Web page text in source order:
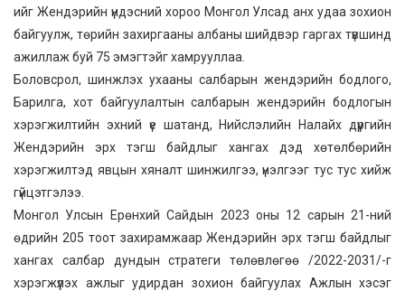
ийг Жендэрийн үндэсний хороо Монгол Улсад анх удаа зохион
байгуулж, төрийн захиргааны албаны шийдвэр гаргах түвшинд
ажиллаж буй 75 эмэгтэйг хамрууллаа.
Боловсрол, шинжлэх ухааны салбарын жендэрийн бодлого,
Барилга, хот байгуулалтын салбарын жендэрийн бодлогын
хэрэгжилтийн эхний үе шатанд, Нийслэлийн Налайх дүүргийн
Жендэрийн эрх тэгш байдлыг хангах дэд хөтөлбөрийн
хэрэгжилтэд явцын хяналт шинжилгээ, үнэлгээг тус тус хийж
гүйцэтгэлээ.
Монгол Улсын Ерөнхий Сайдын 2023 оны 12 сарын 21-ний
өдрийн 205 тоот захирамжаар Жендэрийн эрх тэгш байдлыг
хангах салбар дундын стратеги төлөвлөгөө /2022-2031/-г
хэрэгжүүлэх ажлыг удирдан зохион байгуулах Ажлын хэсэг